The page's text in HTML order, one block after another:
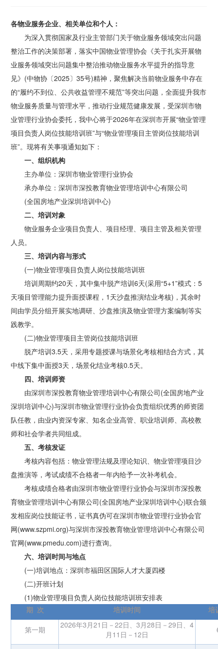
各物业服务企业、相关单位和个人：
为深入贯彻国家及行业主管部门关于物业服务领域突出问题
整治工作的决策部署，落实中国物业管理协会《关于扎实开展物
业服务领域突出问题集中整治推动物业服务水平提升的指导意
见》(中物协〔2025〕35号)精神，聚焦解决当前物业服务中存在
的“履约不到位、公共收益管理不规范”等突出问题，全面提升我市
物业服务质量与管理水平，推动行业规范健康发展，受深圳市物
业管理行业协会委托，我中心将于2026年在深圳市开展“物业管理
项目负责人岗位技能培训班”与“物业管理项目主管岗位技能培训
班”。现将有关事项通知如下：
一、组织机构
主办单位：深圳市物业管理行业协会
承办单位：深圳市深投教育物业管理培训中心有限公司
(全国房地产业深圳培训中心)
二、培训对象
物业服务企业项目负责人、项目经理、项目主管及相关管理
人员。
三、培训内容与形式
(一)物业管理项目负责人岗位技能培训班
培训周期约20天，其中集中脱产培训6天(采用“5+1”模式：5
天项目管理能力提升面授课程，1天沙盘推演结业考核)，其余时
间由学员分组开展实地调研、沙盘推演及物业管理方案编制等实
践教学。
(二)物业管理项目主管岗位技能培训班
脱产培训3.5天，采用专题授课与场景化考核相结合方式，其
中线下集中面授3天，场景化结业考核0.5天。
四、培训师资
由深圳市深投教育物业管理培训中心有限公司(全国房地产业
深圳培训中心)与深圳市物业管理行业协会负责组织优秀的师资团
队任教，由业内资深专家、知名企业高管、职业培训师、高校教
师和社会学者共同组成。
五、考核发证
考核内容包括：物业管理法规及理论知识、物业管理项目沙
盘推演等，考试成绩不合格者一年内给予一次补考机会。
考核成绩合格者由深圳市物业管理行业协会与深圳市深投教
育物业管理培训中心有限公司(全国房地产业深圳培训中心)联合颁
发相应岗位技能证书，证书真伪可在深圳市物业管理行业协会官
网(www.szpmi.org)与深圳市深投教育物业管理培训中心有限公司
官网(www.pmedu.com)进行查询。
六、培训时间与地点
(一)培训地点：深圳市福田区国际人才大厦四楼
(二)开班计划
(1)物业管理项目负责人岗位技能培训班安排表
期 次 培训时间 培
第一期
2026年3月21日－22日、3月28日－29日、4
月11日－12日